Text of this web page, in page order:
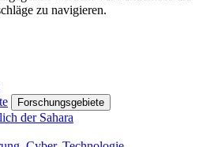
zu navigieren.
Forschungsgebiete
der Sahara